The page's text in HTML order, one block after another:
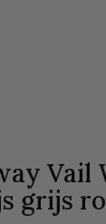
Vail
grijs